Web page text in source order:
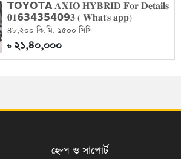
𝗧𝗢𝗬𝗢𝗧𝗔 𝐀𝐗𝐈𝐎 𝐇𝐘𝐁𝐑𝐈𝐃 𝐅𝐨𝐫 𝐃𝐞𝐭𝐚𝐢𝐥𝐬
𝟎𝟏𝟲𝟯𝟰𝟯𝟱𝟰𝟬𝟵𝟑 ( 𝐖𝐡𝐚𝐭'𝐬 𝐚𝐩𝐩)
৪৮,২০০ কি.মি. ১৫০০ সিসি
৳২১,৪০,০০০
হেল্প ও সাপোর্ট